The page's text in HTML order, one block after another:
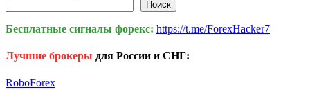
Поиск
Бесплатные сигналы форекс: https://t.me/ForexHacker7
Лучшие брокеры для России и СНГ:
RoboForex